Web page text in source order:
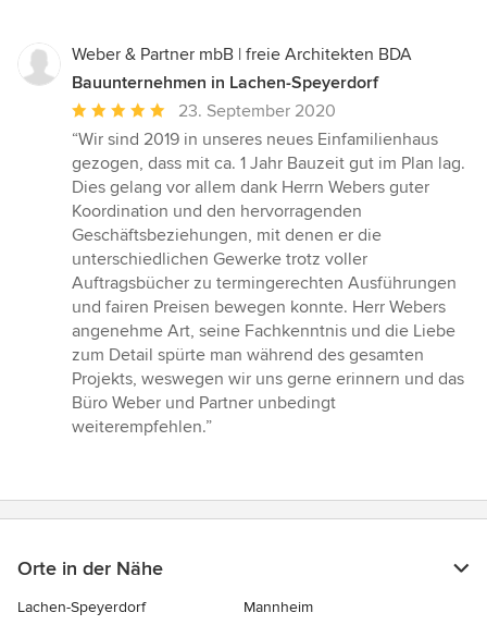
Weber & Partner mbB | freie Architekten BDA
Bauunternehmen in Lachen-Speyerdorf
Durchschnittliche
Bewertung:
5
von
5
Sternen
23. September 2020
“Wir sind 2019 in unseres neues Einfamilienhaus
gezogen, dass mit ca. 1 Jahr Bauzeit gut im Plan lag.
Dies gelang vor allem dank Herrn Webers guter
Koordination und den hervorragenden
Geschäftsbeziehungen, mit denen er die
unterschiedlichen Gewerke trotz voller
Auftragsbücher zu termingerechten Ausführungen
und fairen Preisen bewegen konnte. Herr Webers
angenehme Art, seine Fachkenntnis und die Liebe
zum Detail spürte man während des gesamten
Projekts, weswegen wir uns gerne erinnern und das
Büro Weber und Partner unbedingt
weiterempfehlen.”
Orte in der Nähe
Lachen-Speyerdorf
Mannheim